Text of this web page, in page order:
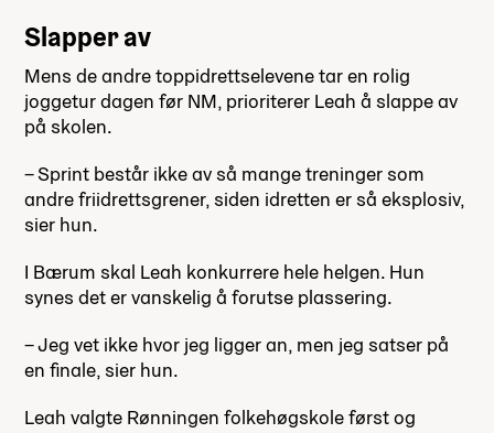
Slapper av
Mens de andre toppidrettselevene tar en rolig
joggetur dagen før NM, prioriterer Leah å slappe av
på skolen.
– Sprint består ikke av så mange treninger som
andre friidrettsgrener, siden idretten er så eksplosiv,
sier hun.
I Bærum skal Leah konkurrere hele helgen. Hun
synes det er vanskelig å forutse plassering.
– Jeg vet ikke hvor jeg ligger an, men jeg satser på
en finale, sier hun.
Leah valgte Rønningen folkehøgskole først og